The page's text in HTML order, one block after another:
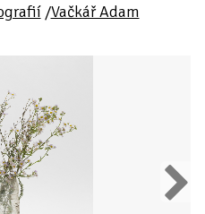
/Vačkář Adam
Next